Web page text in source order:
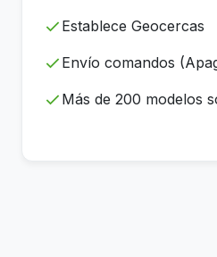
Establece Geocercas
Envío comandos
Más de 200 modelos